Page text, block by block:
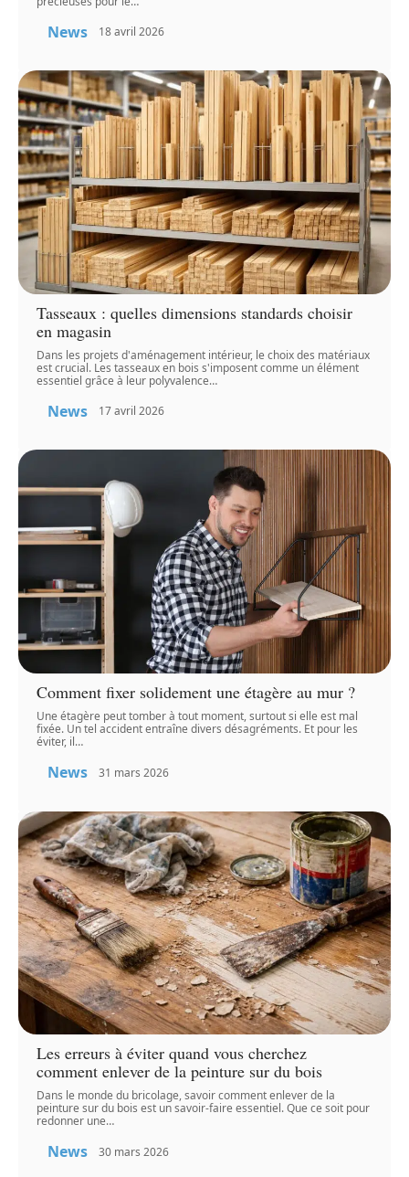
News 18 avril 2026
Tasseaux : quelles dimensions standards choisir
en magasin
Dans les projets d'aménagement intérieur, le choix des matériaux
est crucial. Les tasseaux en bois s'imposent comme un élément
essentiel grâce à leur polyvalence…
News 17 avril 2026
Comment fixer solidement une étagère au mur ?
Une étagère peut tomber à tout moment, surtout si elle est mal
fixée. Un tel accident entraîne divers désagréments. Et pour les
éviter, il…
News 31 mars 2026
Les erreurs à éviter quand vous cherchez
comment enlever de la peinture sur du bois
Dans le monde du bricolage, savoir comment enlever de la
peinture sur du bois est un savoir-faire essentiel. Que ce soit pour
redonner une…
News 30 mars 2026